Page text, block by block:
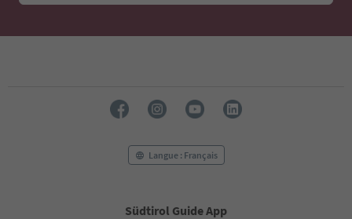
Langue : Français
Südtirol Guide App